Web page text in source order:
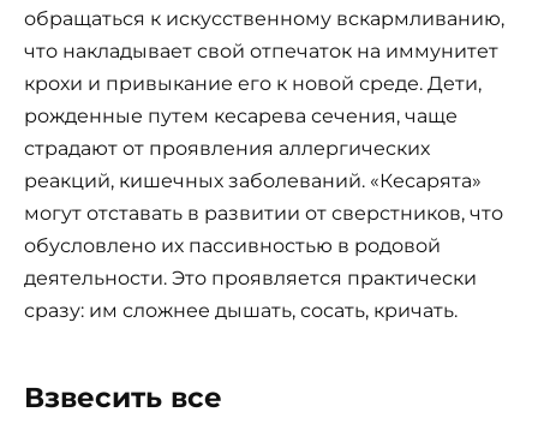
обращаться к искусственному вскармливанию,
что накладывает свой отпечаток на иммунитет
крохи и привыкание его к новой среде. Дети,
рожденные путем кесарева сечения, чаще
страдают от проявления аллергических
реакций, кишечных заболеваний. «Кесарята»
могут отставать в развитии от сверстников, что
обусловлено их пассивностью в родовой
деятельности. Это проявляется практически
сразу: им сложнее дышать, сосать, кричать.
Взвесить все